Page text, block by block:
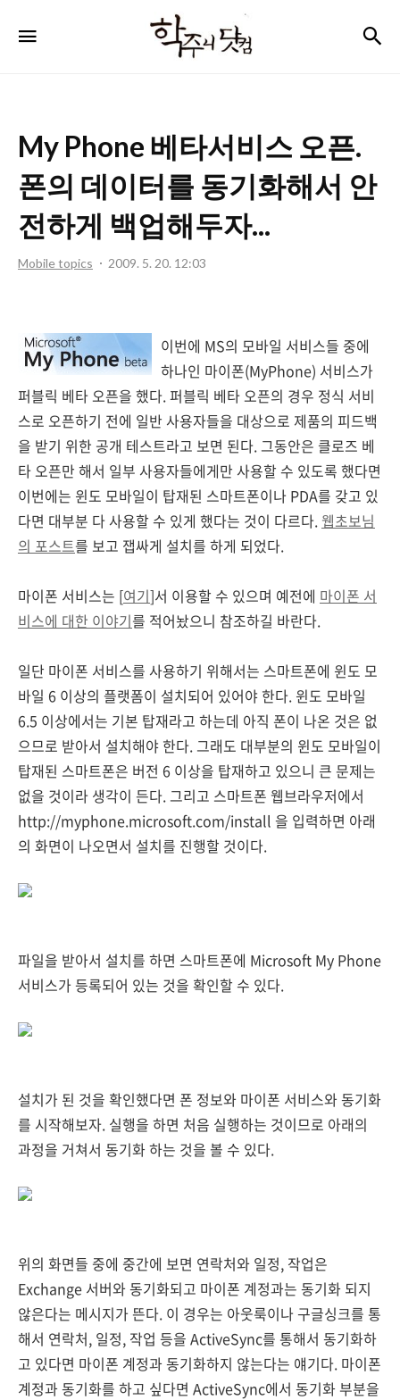
주
컴
My Phone 베타서비스 오픈.
폰의 데이터를 동기화해서 안
전하게 백업해두자...
Mobile topics 2009. 5. 20. 12:03
이번에 MS의 모바일 서비스들 중에
하나인 마이폰(MyPhone) 서비스가
퍼블릭 베타 오픈을 했다. 퍼블릭 베타 오픈의 경우 정식 서비
스로 오픈하기 전에 일반 사용자들을 대상으로 제품의 피드백
을 받기 위한 공개 테스트라고 보면 된다. 그동안은 클로즈 베
타 오픈만 해서 일부 사용자들에게만 사용할 수 있도록 했다면
이번에는 윈도 모바일이 탑재된 스마트폰이나 PDA를 갖고 있
다면 대부분 다 사용할 수 있게 했다는 것이 다르다. 웹초보님
의 포스트를 보고 잽싸게 설치를 하게 되었다.
마이폰 서비스는 [여기]서 이용할 수 있으며 예전에 마이폰 서
비스에 대한 이야기를 적어놨으니 참조하길 바란다.
일단 마이폰 서비스를 사용하기 위해서는 스마트폰에 윈도 모
바일 6 이상의 플랫폼이 설치되어 있어야 한다. 윈도 모바일
6.5 이상에서는 기본 탑재라고 하는데 아직 폰이 나온 것은 없
으므로 받아서 설치해야 한다. 그래도 대부분의 윈도 모바일이
탑재된 스마트폰은 버전 6 이상을 탑재하고 있으니 큰 문제는
없을 것이라 생각이 든다. 그리고 스마트폰 웹브라우저에서
http://myphone.microsoft.com/install 을 입력하면 아래
의 화면이 나오면서 설치를 진행할 것이다.
파일을 받아서 설치를 하면 스마트폰에 Microsoft My Phone
서비스가 등록되어 있는 것을 확인할 수 있다.
설치가 된 것을 확인했다면 폰 정보와 마이폰 서비스와 동기화
를 시작해보자. 실행을 하면 처음 실행하는 것이므로 아래의
과정을 거쳐서 동기화 하는 것을 볼 수 있다.
위의 화면들 중에 중간에 보면 연락처와 일정, 작업은
Exchange 서버와 동기화되고 마이폰 계정과는 동기화 되지
않은다는 메시지가 뜬다. 이 경우는 아웃룩이나 구글싱크를 통
해서 연락처, 일정, 작업 등을 ActiveSync를 통해서 동기화하
고 있다면 마이폰 계정과 동기화하지 않는다는 얘기다. 마이폰
계정과 동기화를 하고 싶다면 ActiveSync에서 동기화 부분을